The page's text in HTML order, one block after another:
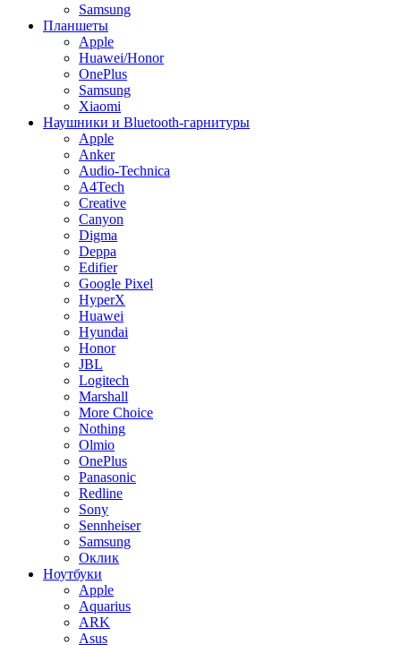
Samsung
Планшеты
Apple
Huawei/Honor
OnePlus
Samsung
Xiaomi
Наушники и Bluetooth-гарнитуры
Apple
Anker
Audio-Technica
A4Tech
Creative
Canyon
Digma
Deppa
Edifier
Google Pixel
HyperX
Huawei
Hyundai
Honor
JBL
Logitech
Marshall
More Choice
Nothing
Olmio
OnePlus
Panasonic
Redline
Sony
Sennheiser
Samsung
Оклик
Ноутбуки
Apple
Aquarius
ARK
Asus